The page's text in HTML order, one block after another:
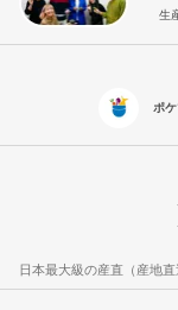
生
ポ
日本最大級の産直（産地